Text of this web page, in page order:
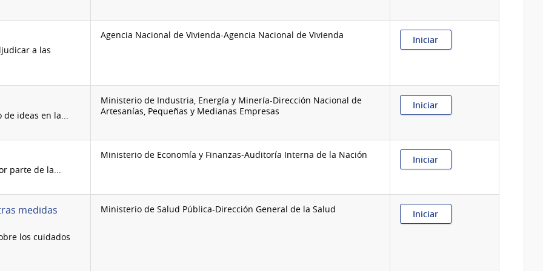
no
estandarizados
a las
Agencia Nacional de Vivienda-Agencia Nacional de Vivienda Iniciar:
Aprobación
sorteo
de
viviendas
ideas en la...
Ministerio de Industria, Energía y Minería-Dirección Nacional de
Artesanías, Pequeñas y Medianas Empresas
Iniciar:
Artesanías
la
Cancha
parte de la...
Ministerio de Economía y Finanzas-Auditoría Interna de la Nación Iniciar:
Asambleas
cooperativas
medidas
los cuidados
Ministerio de Salud Pública-Dirección General de la Salud Iniciar:
Asesoramiento